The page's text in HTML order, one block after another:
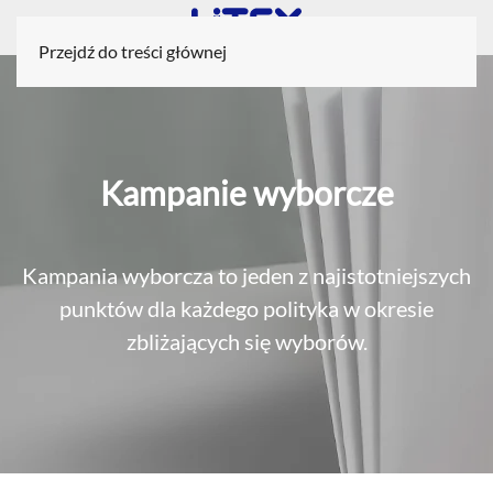
Przejdź do treści głównej
Kampanie wyborcze
Kampania wyborcza to jeden z najistotniejszych
punktów dla każdego polityka w okresie
zbliżających się wyborów.